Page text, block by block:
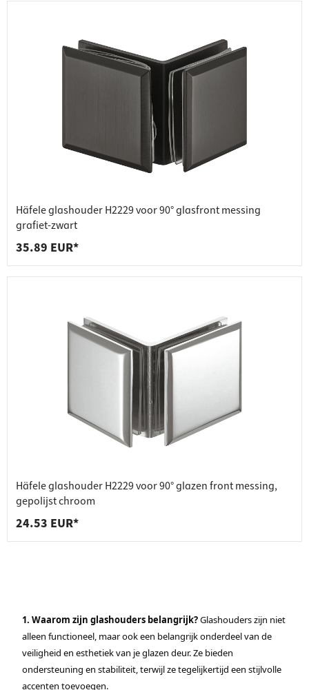
Häfele glashouder H2229 voor 90° glasfront messing
grafiet-zwart
35.89 EUR*
Häfele glashouder H2229 voor 90° glazen front messing,
gepolijst chroom
24.53 EUR*
1. Waarom zijn glashouders belangrijk?Glashouders zijn niet
alleen functioneel, maar ook een belangrijk onderdeel van de
veiligheid en esthetiek van je glazen deur. Ze bieden
ondersteuning en stabiliteit, terwijl ze tegelijkertijd een stijlvolle
accenten toevoegen.